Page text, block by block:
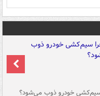
خودرو ذوب می‌شود؟